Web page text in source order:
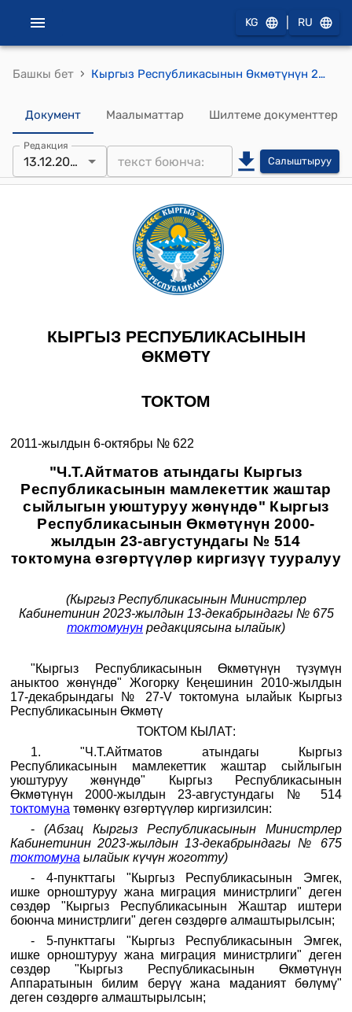
KG RU
Башкы бет › Кыргыз Республикасынын Өкмөтүнүн 2011-жылдын 6-октябрындагы № 622 "Ч.Т.Айтматов атындагы Кыргыз Республикасынын мамлекеттик жаштар сыйлыгын уюштуруу жөнүндө" Кыргыз Республикасынын Өкмөтүнүн 2000-жылдын 23-августундагы № 514 токтомуна өзгөртүүлөр киргизүү тууралуу" токтому
Документ Маалыматтар Шилтеме документтер
Редакция
13.12.2023 Салыштыруу